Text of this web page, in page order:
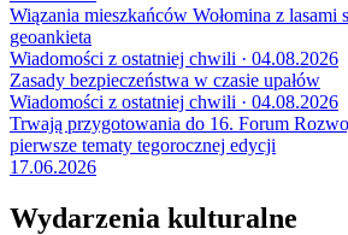
Wiązania mieszkańców Wołomina z lasami
geoankieta
Wiadomości z ostatniej chwili · 04.08.2026
Zasady bezpieczeństwa w czasie upałów
Wiadomości z ostatniej chwili · 04.08.2026
Trwają przygotowania do 16. Forum
pierwsze tematy tegorocznej edycji
17.06.2026
Wydarzenia kulturalne